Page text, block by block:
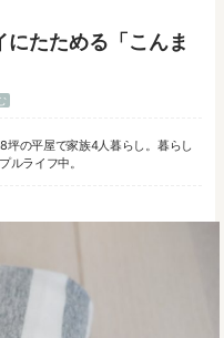
たためる「こんま
坪の平屋で家族4人暮らし。暮らし
ルライフ中。